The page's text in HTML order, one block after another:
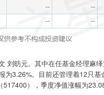
刘昉元。其中在任基金经理麻
为3.26%。目前还管理着12只
），季度净值涨幅为